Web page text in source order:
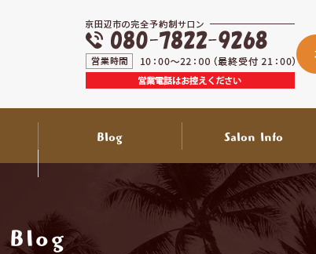
Blog
送迎付き来店サービス
について
出張サービスについて
お知らせ
ライフスタイル
スタッフ紹介
Salon Info
Blog